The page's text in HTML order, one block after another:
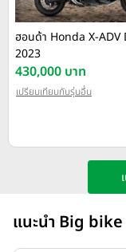
ฮอนด้า Honda X-ADV
2023
430,000 บาท
เปรียบเทียบกับรุ่นอื่น
แนะนำ Big bike